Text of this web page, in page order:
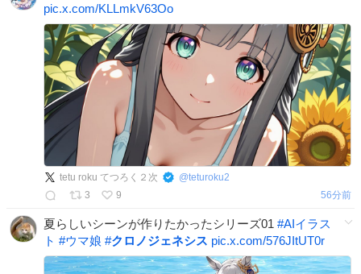
pic.x.com/KLLmkV63Oo
tetu roku てつろく２次 @teturoku2
3
9 56分前
夏らしいシーンが作りたかったシリーズ01 #AIイラス
ト #ウマ娘 #クロノジェネシス pic.x.com/576JItUT0r